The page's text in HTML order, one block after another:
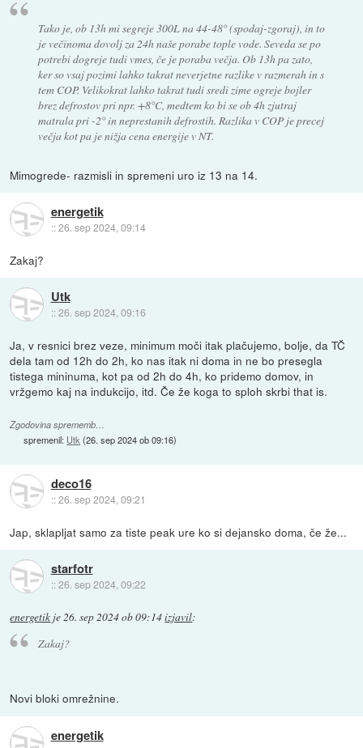
Tako je, ob 13h mi segreje 300L na 44-48° (spodaj-zgoraj), in to
je večinoma dovolj za 24h naše porabe tople vode. Seveda se po
potrebi dogreje tudi vmes, če je poraba večja. Ob 13h pa zato,
ker so vsaj pozimi lahko takrat neverjetne razlike v razmerah in s
tem COP. Velikokrat lahko takrat tudi sredi zime ogreje bojler
brez defrostov pri npr. +8°C, medtem ko bi se ob 4h zjutraj
matrala pri -2° in neprestanih defrostih. Razlika v COP je precej
večja kot pa je nižja cena energije v NT.
Mimogrede- razmisli in spremeni uro iz 13 na 14.
energetik
::26. sep 2024, 09:14
Zakaj?
Utk
::26. sep 2024, 09:16
Ja, v resnici brez veze, minimum moči itak plačujemo, bolje, da TČ
dela tam od 12h do 2h, ko nas itak ni doma in ne bo presegla
tistega mininuma, kot pa od 2h do 4h, ko pridemo domov, in
vržgemo kaj na indukcijo, itd. Če že koga to sploh skrbi that is.
Zgodovina sprememb…
spremenil: Utk (26. sep 2024 ob 09:16)
deco16
::26. sep 2024, 09:21
Jap, sklapljat samo za tiste peak ure ko si dejansko doma, če že...
starfotr
::26. sep 2024, 09:22
energetik je26. sep 2024 ob 09:14izjavil:
Zakaj?
Novi bloki omrežnine.
energetik